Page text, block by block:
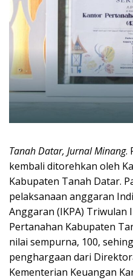
Tanah Datar, Jurnal Minang.
kembali ditorehkan oleh
Kabupaten Tanah Datar.
pelaksanaan anggaran
Anggaran (IKPA) Triwulan
Pertanahan Kabupaten
nilai sempurna, 100,
penghargaan dari
Kementerian Keuangan